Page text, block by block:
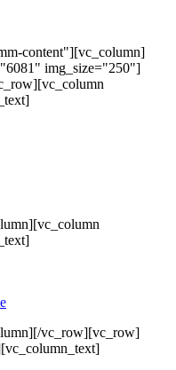
content"][vc_column]
img_size="250"]
vc_row][vc_row]